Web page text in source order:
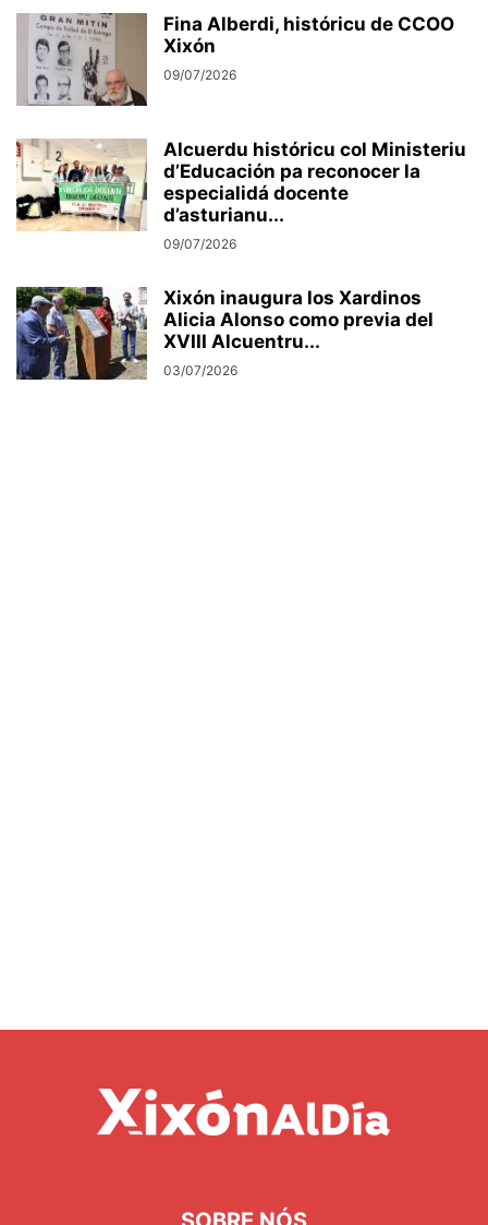
Fina Alberdi, históricu de CCOO
Xixón
09/07/2026
Alcuerdu históricu col Ministeriu
d’Educación pa reconocer la
especialidá docente
d’asturianu...
09/07/2026
Xixón inaugura los Xardinos
Alicia Alonso como previa del
XVIII Alcuentru...
03/07/2026